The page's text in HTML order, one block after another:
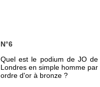
N°6
Quel est le podium de JO de
Londres en simple homme par
ordre d'or à bronze ?